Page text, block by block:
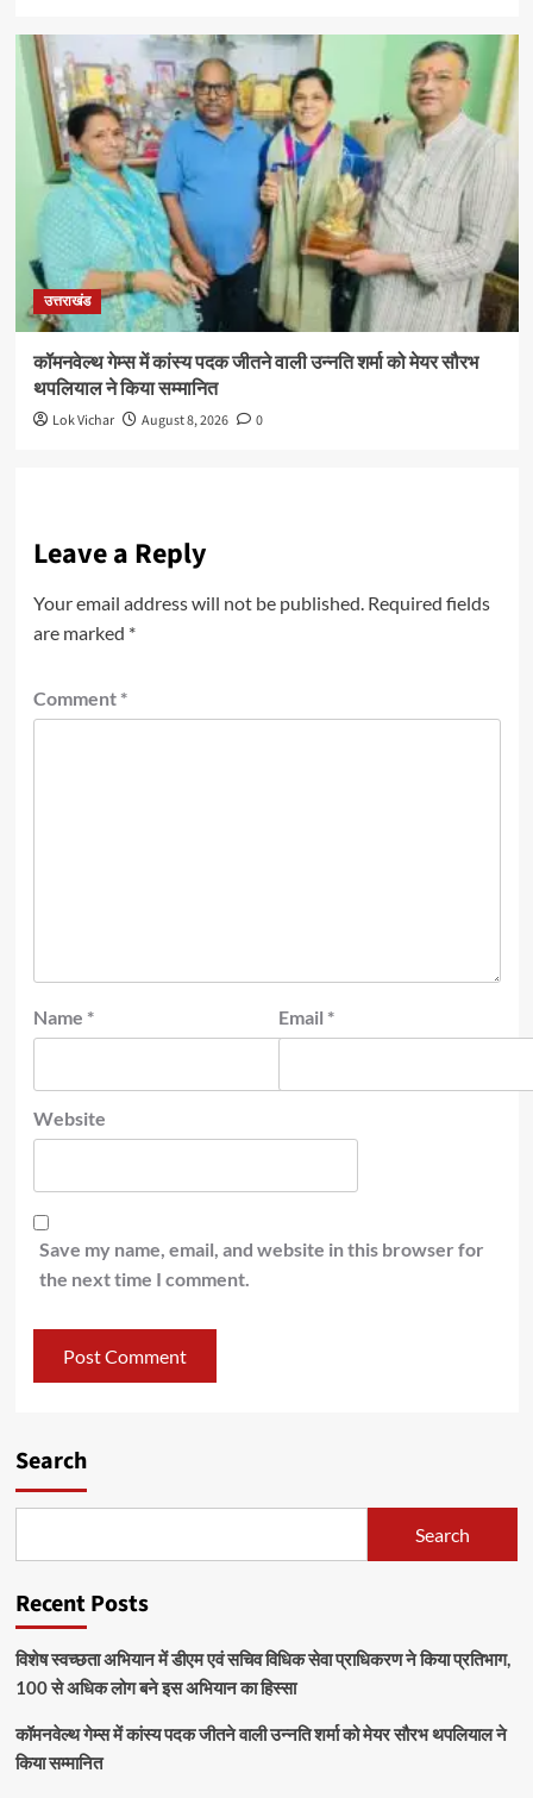
उत्तराखंड
कॉमनवेल्थ गेम्स में कांस्य पदक जीतने वाली उन्नति शर्मा को मेयर सौरभ
थपलियाल ने किया सम्मानित
Lok Vichar August 8, 2026 0
Leave a Reply
Your email address will not be published. Required fields
are marked *
Comment *
Name * Email *
Website
Save my name, email, and website in this browser for
the next time I comment.
Search
Search
Recent Posts
विशेष स्वच्छता अभियान में डीएम एवं सचिव विधिक सेवा प्राधिकरण ने किया प्रतिभाग,
100 से अधिक लोग बने इस अभियान का हिस्सा
कॉमनवेल्थ गेम्स में कांस्य पदक जीतने वाली उन्नति शर्मा को मेयर सौरभ थपलियाल ने
किया सम्मानित